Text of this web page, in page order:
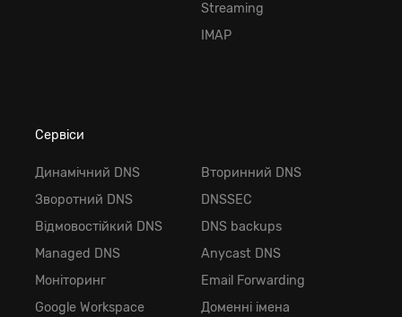
Streaming
IMAP
Сервіси
Динамічний DNS
Зворотний DNS
Відмовостійкий DNS
Managed DNS
Моніторинг
Google Workspace
Вторинний DNS
DNSSEC
DNS backups
Anycast DNS
Email Forwarding
Доменні імена